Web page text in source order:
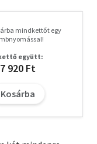
mindkettőt egy
együtt:
7 920 Ft
Kosárba